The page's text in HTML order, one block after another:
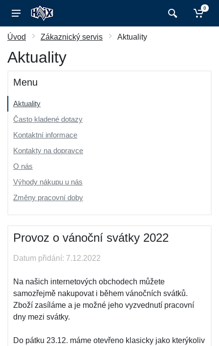
0
Úvod Zákaznický servis Aktuality
Aktuality
Menu
Aktuality
Často kladené dotazy
Kontaktní informace
Kontakty na dopravce
O nás
Výhody nákupu u nás
Změny pracovní doby
Provoz o vánoční svátky 2022
Datum přidání: 7.12.2022
Na našich internetových obchodech můžete
samozřejmě nakupovat i během vánočních svátků.
Zboží zasíláme a je možné jeho vyzvednutí pracovní
dny mezi svátky.
Do pátku 23.12. máme otevřeno klasicky jako kterýkoliv